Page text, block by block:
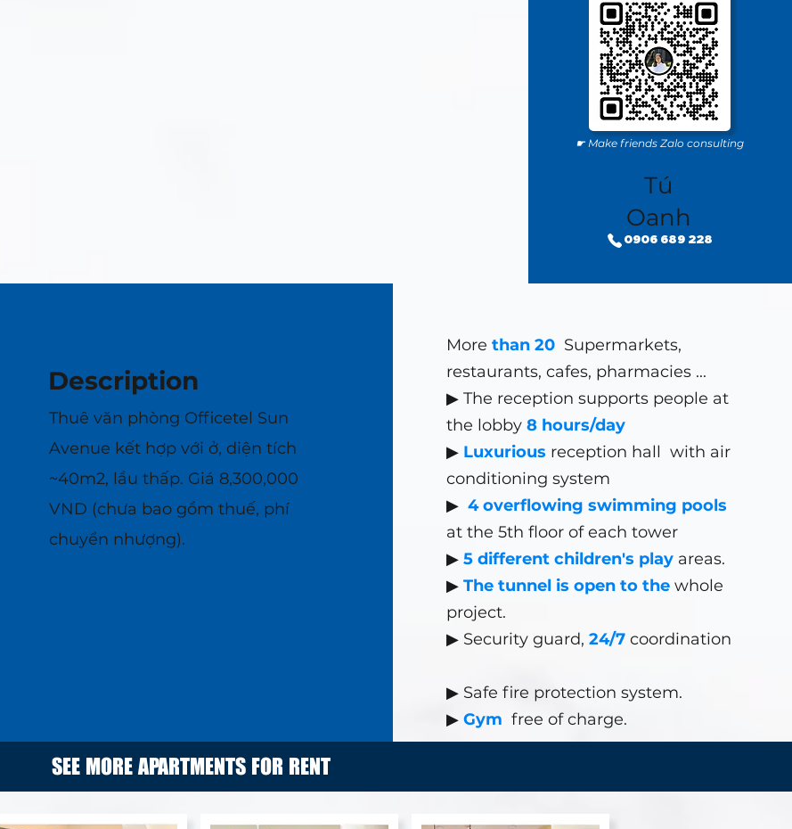
☛ Make friends Zalo consulting
Tú
Oanh
0906 689 228
Description
Thuê văn phòng Officetel Sun
Avenue kết hợp với ở, diện tích
~40m2, lầu thấp. Giá 8,300,000
VND (chưa bao gồm thuế, phí
chuyển nhượng).
More than 20 Supermarkets,
restaurants, cafes, pharmacies ...
▶ The reception supports people at
the lobby8 hours/day
▶ Luxurious reception hall with air
conditioning system
▶ 4 overflowing swimming pools
at the 5th floor of each tower
▶5 different children's play areas.
▶The tunnel is open to the whole
project.
▶ Security guard,24/7 coordination
▶ Safe fire protection system.
▶Gym free of charge.
SEE MORE APARTMENTS FOR RENT